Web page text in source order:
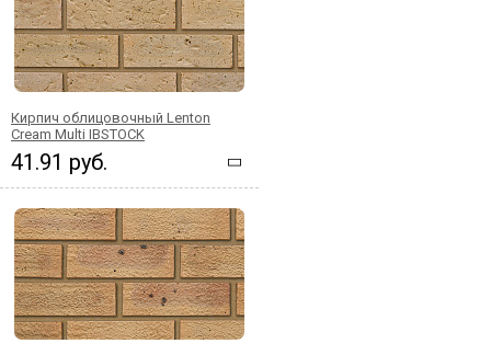
Кирпич облицовочный Lenton
Cream Multi IBSTOCK
41.91 руб.